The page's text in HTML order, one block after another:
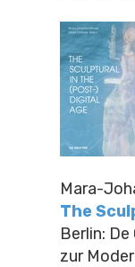
Mara-
The
Berlin:
zur